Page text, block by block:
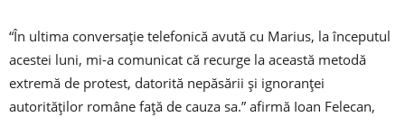
“În ultima conversație telefonică avută cu Marius, la începutul
acestei luni, mi-a comunicat că recurge la această metodă
extremă de protest, datorită nepăsării și ignoranței
autorităților române față de cauza sa.” afirmă Ioan Felecan,